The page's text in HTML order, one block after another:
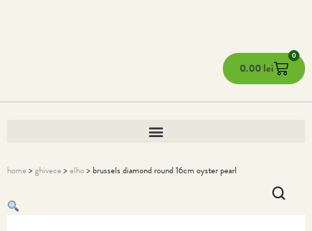
0.00lei
0
home>ghivece>elho> brussels diamond round 16cm oyster pearl